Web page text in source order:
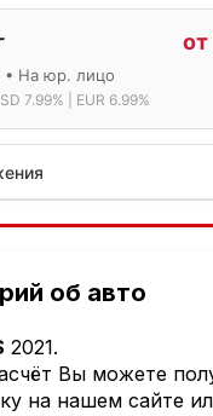
об авто
2021.
Вы можете
на нашем сайте
от
• На юр. лицо
7.99% | EUR 6.99%
| USD 7.99% | EUR 6.99%
"Проще простого" 18.9%